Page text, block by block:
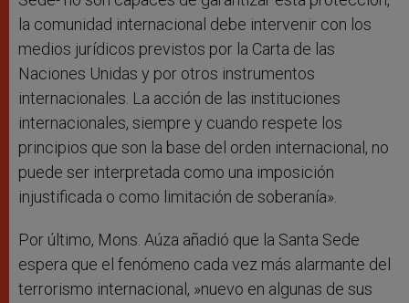
la comunidad internacional debe intervenir con los
medios jurídicos previstos por la Carta de las
Naciones Unidas y por otros instrumentos
internacionales. La acción de las instituciones
internacionales, siempre y cuando respete los
principios que son la base del orden internacional, no
puede ser interpretada como una imposición
injustificada o como limitación de soberanía».
Por último, Mons. Aúza añadió que la Santa Sede
espera que el fenómeno cada vez más alarmante del
terrorismo internacional, »nuevo en algunas de sus